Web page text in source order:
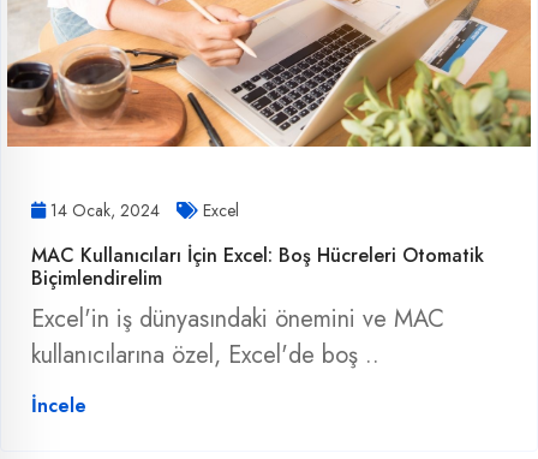
14 Ocak, 2024 Excel
MAC Kullanıcıları İçin Excel: Boş Hücreleri Otomatik
Biçimlendirelim
Excel'in iş dünyasındaki önemini ve MAC
kullanıcılarına özel, Excel'de boş ..
İncele